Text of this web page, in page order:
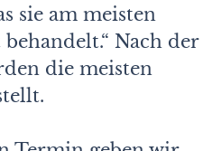
sie am meisten
Nach der
die meisten